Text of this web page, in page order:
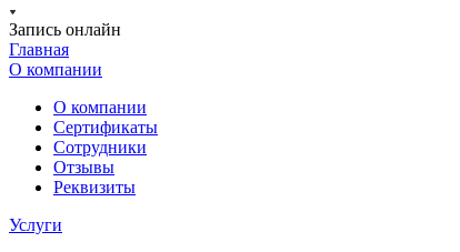
Запись онлайн
Главная
О компании
О компании
Сертификаты
Сотрудники
Отзывы
Реквизиты
Услуги